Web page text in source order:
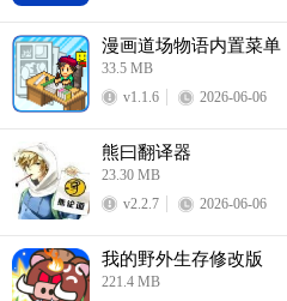
漫画道场物语内置菜单
33.5 MB
v1.1.6
2026-06-06
熊曰翻译器
23.30 MB
v2.2.7
2026-06-06
我的野外生存修改版
221.4 MB